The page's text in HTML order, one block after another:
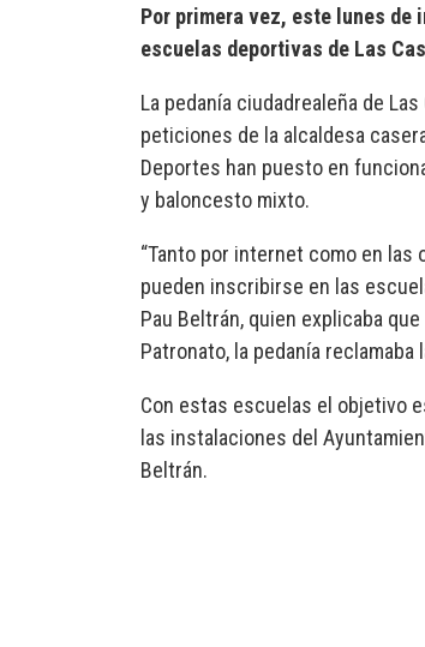
Por primera vez, este lunes
escuelas deportivas de Las
La pedanía ciudadrealeña de
peticiones de la alcaldesa
Deportes han puesto en
y baloncesto mixto.
“Tanto por internet como en
pueden inscribirse en las
Pau Beltrán, quien explicaba
Patronato, la pedanía
Con estas escuelas el objetivo
las instalaciones del
Beltrán.